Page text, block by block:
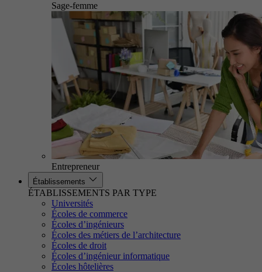
Sage-femme
Entrepreneur
Établissements
ÉTABLISSEMENTS PAR TYPE
Universités
Écoles de commerce
Écoles d’ingénieurs
Écoles des métiers de l’architecture
Écoles de droit
Écoles d’ingénieur informatique
Écoles hôtelières